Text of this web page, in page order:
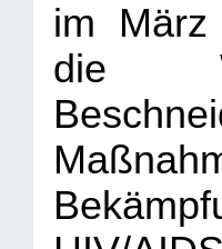
im März
die